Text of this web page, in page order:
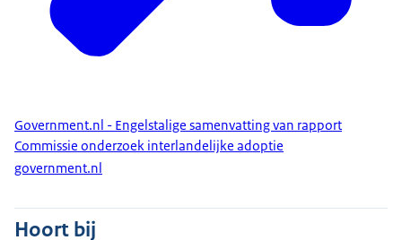
Government.nl - Engelstalige samenvatting van rapport
Commissie onderzoek interlandelijke adoptie
government.nl
Hoort bij